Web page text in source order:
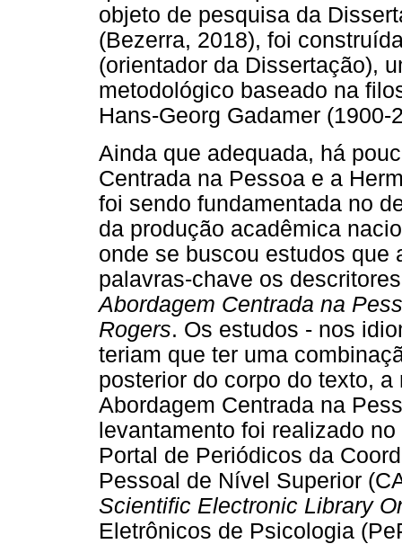
objeto de pesquisa da
(Bezerra, 2018), foi
(orientador da Dissertação),
metodológico baseado na
Hans-Georg Gadamer (1900-
Ainda que adequada, há
Centrada na Pessoa e a
foi sendo fundamentada no
da produção acadêmica
onde se buscou estudos que
palavras-chave os
Abordagem Centrada na
Rogers. Os estudos - nos
teriam que ter uma
posterior do corpo do texto,
Abordagem Centrada na
levantamento foi realizado
Portal de Periódicos da
Pessoal de Nível Superior
Scientific Electronic Library
Eletrônicos de Psicologia